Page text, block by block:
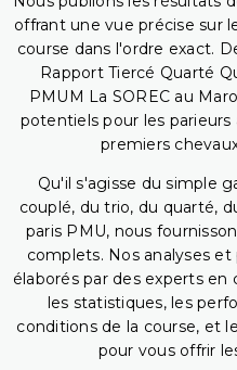
offrant une vue précise sur
course dans l'ordre exact.
Rapport Tiercé Quarté
PMUM La SOREC au
potentiels pour les parieurs
premiers
Qu'il s'agisse du simple
couplé, du trio, du quarté,
paris PMU, nous
complets. Nos analyses
élaborés par des experts
les statistiques, les
conditions de la course, et
pour vous offrir